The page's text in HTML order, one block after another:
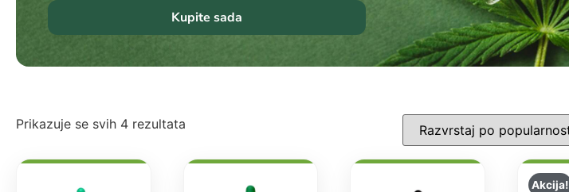
Kupite sada
Prikazuje se svih 4 rezultata
Akcija!